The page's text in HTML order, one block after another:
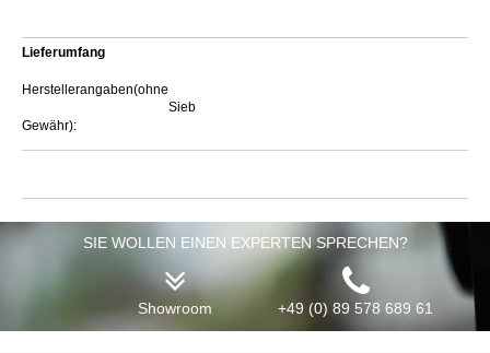
Lieferumfang
Herstellerangaben(ohne
Gewähr):
Sieb
SIE WOLLEN EINEN EXPERTEN SPRECHEN?
Showroom +49 (0) 89 578 689 61